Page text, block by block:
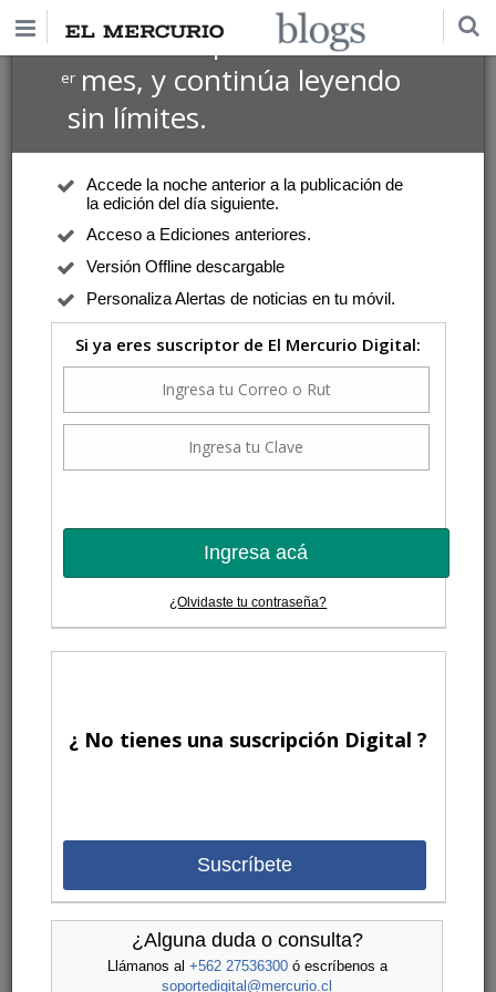
Suscríbete por $1 USD
ermes, y continúa leyendo
sin límites.
Accede la noche anterior a la publicación de
la edición del día siguiente.
Acceso a Ediciones anteriores.
Versión Offline descargable
Personaliza Alertas de noticias en tu móvil.
Si ya eres suscriptor de El Mercurio Digital:
Ingresa acá
¿Olvidaste tu contraseña?
¿ No tienes una suscripción Digital ?
Suscríbete
¿Alguna duda o consulta?
Llámanos al +562 27536300ó escríbenos a
soportedigital@mercurio.cl